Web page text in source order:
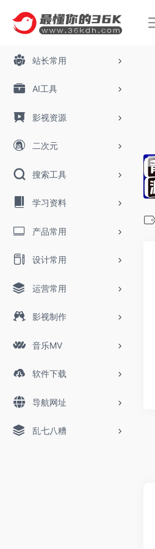
站长常用
AI工具
影视资源
二次元
搜索工具
学习资料
产品常用
设计常用
运营常用
影视制作
音乐MV
软件下载
导航网址
乱七八糟